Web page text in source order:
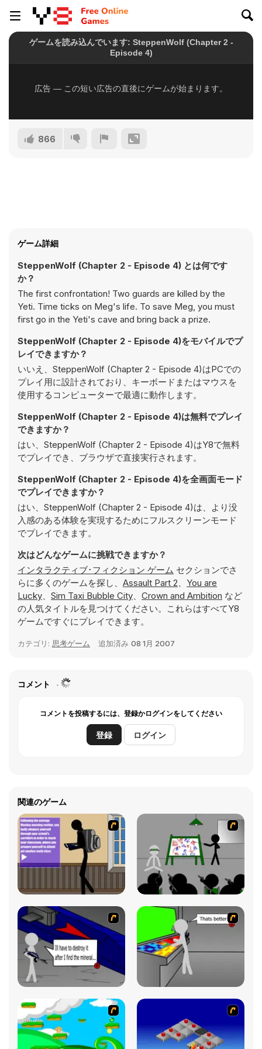
866
ゲーム詳細
SteppenWolf (Chapter 2 - Episode 4) とは何です
か？
The first confrontation! Two guards are killed by the
Yeti. Time ticks on Meg's life. To save Meg, you must
first go in the Yeti's cave and bring back a prize.
SteppenWolf (Chapter 2 - Episode 4)をモバイルでプ
レイできますか？
いいえ、SteppenWolf (Chapter 2 - Episode 4)はPCでの
プレイ用に設計されており、キーボードまたはマウスを
使用するコンピューターで最適に動作します。
SteppenWolf (Chapter 2 - Episode 4)は無料でプレイ
できますか？
はい、SteppenWolf (Chapter 2 - Episode 4)はY8で無料
でプレイでき、ブラウザで直接実行されます。
SteppenWolf (Chapter 2 - Episode 4)を全画面モード
でプレイできますか？
はい、SteppenWolf (Chapter 2 - Episode 4)は、より没
入感のある体験を実現するためにフルスクリーンモード
でプレイできます。
次はどんなゲームに挑戦できますか？
インタラクティブ･フィクション ゲーム セクションでさ
らに多くのゲームを探し、 Assault Part 2、 You are
Lucky、 Sim Taxi Bubble City、 Crown and Ambition など
の人気タイトルを見つけてください。これらはすべてY8
ゲームですぐにプレイできます。
カテゴリ: 思考ゲーム 追加済み 08 1月 2007
コメント
コメントを投稿するには、登録かログインをしてください
登録 ログイン
関連のゲーム